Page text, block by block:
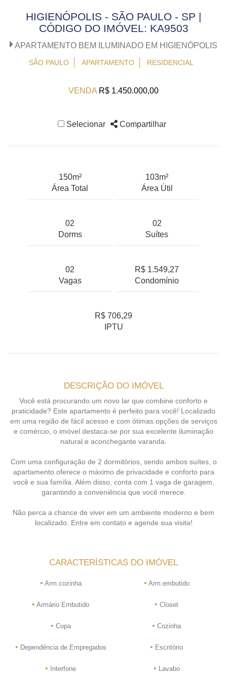
HIGIENÓPOLIS - SÃO PAULO - SP |
CÓDIGO DO IMÓVEL: KA9503
APARTAMENTO BEM ILUMINADO EM HIGIENÓPOLIS
SÃO PAULO APARTAMENTO RESIDENCIAL
VENDA R$ 1.450.000,00
Selecionar Compartilhar
150m²
Área Total
103m²
Área Útil
02
Dorms
02
Suítes
02
Vagas
R$ 1.549,27
Condomínio
R$ 706,29
IPTU
DESCRIÇÃO DO IMÓVEL
Você está procurando um novo lar que combine conforto e
praticidade? Este apartamento é perfeito para você! Localizado
em uma região de fácil acesso e com ótimas opções de serviços
e comércio, o imóvel destaca-se por sua excelente iluminação
natural e aconchegante varanda.
Com uma configuração de 2 dormitórios, sendo ambos suítes, o
apartamento oferece o máximo de privacidade e conforto para
você e sua família. Além disso, conta com 1 vaga de garagem,
garantindo a conveniência que você merece.
Não perca a chance de viver em um ambiente moderno e bem
localizado. Entre em contato e agende sua visita!
CARACTERÍSTICAS DO IMÓVEL
• Arm.cozinha • Arm.embutido
• Armário Embutido • Closet
• Copa • Cozinha
• Dependência de Empregados • Escritório
• Interfone • Lavabo